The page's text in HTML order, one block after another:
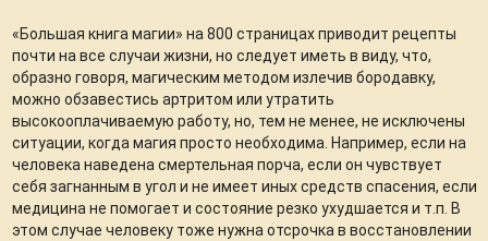
«Большая книга магии» на 800 страницах приводит рецепты
почти на все случаи жизни, но следует иметь в виду, что,
образно говоря, магическим методом излечив бородавку,
можно обзавестись артритом или утратить
высокооплачиваемую работу, но, тем не менее, не исключены
ситуации, когда магия просто необходима. Например, если на
человека наведена смертельная порча, если он чувствует
себя загнанным в угол и не имеет иных средств спасения, если
медицина не помогает и состояние резко ухудшается и т.п. В
этом случае человеку тоже нужна отсрочка в восстановлении